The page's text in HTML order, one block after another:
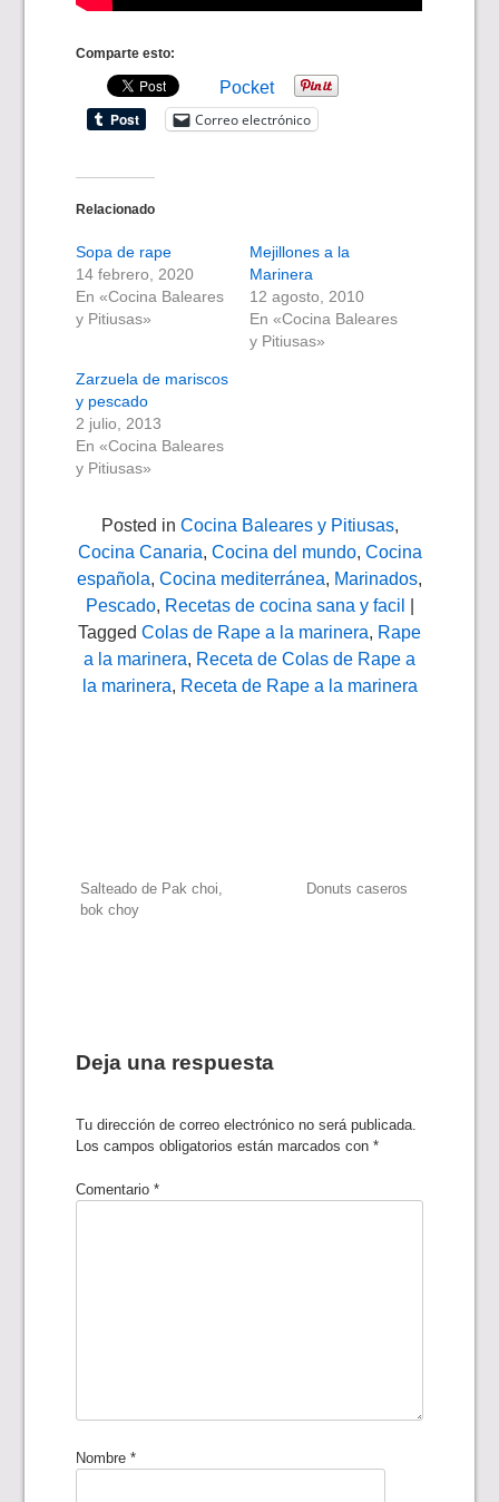
Comparte esto:
Pocket
Correo electrónico
Relacionado
Sopa de rape
14 febrero, 2020
En «Cocina Baleares
y Pitiusas»
Mejillones a la
Marinera
12 agosto, 2010
En «Cocina Baleares
y Pitiusas»
Zarzuela de mariscos
y pescado
2 julio, 2013
En «Cocina Baleares
y Pitiusas»
Posted in Cocina Baleares y Pitiusas,
Cocina Canaria, Cocina del mundo, Cocina
española, Cocina mediterránea, Marinados,
Pescado, Recetas de cocina sana y facil
Tagged Colas de Rape a la marinera, Rape
a la marinera, Receta de Colas de Rape a
la marinera, Receta de Rape a la marinera
Navegación
Salteado de Pak choi,
bok choy
Donuts caseros
Deja una respuesta
Tu dirección de correo electrónico no será publicada.
Los campos obligatorios están marcados con*
Comentario*
Nombre*